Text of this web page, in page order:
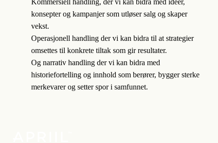
Kommersiell handling, der vi kan bidra med ideer,
konsepter og kampanjer som utløser salg og skaper
vekst.
Operasjonell handling der vi kan bidra til at strategier
omsettes til konkrete tiltak som gir resultater.
Og narrativ handling der vi kan bidra med
historiefortelling og innhold som berører, bygger sterke
merkevarer og setter spor i samfunnet.